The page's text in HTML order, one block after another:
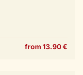
from 13.90 €